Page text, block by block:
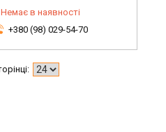
Немає в наявності
+380 (98) 029-54-70